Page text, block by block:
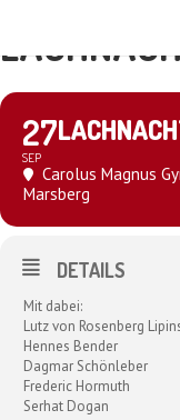
27
SEP
Carolus Magnus
Marsberg
DETAILS
Mit dabei:
Lutz von Rosenberg
Hennes Bender
Dagmar Schönleber
Frederic Hormuth
Serhat Dogan